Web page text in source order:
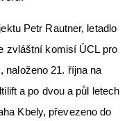
Petr Rautner, letadlo
zvláštní komisí ÚCL pro
naloženo 21. října na
a po dvou a půl letech
Kbely, převezeno do